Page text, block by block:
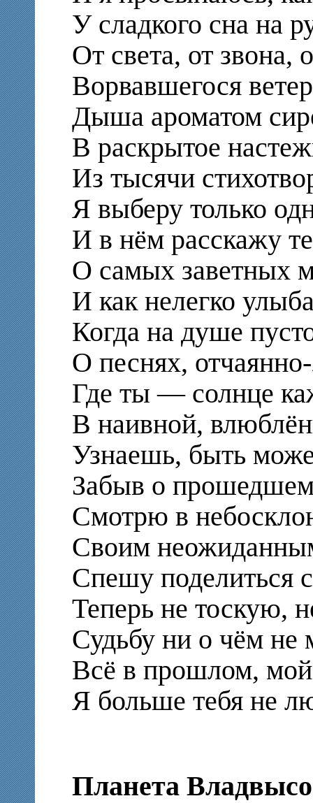
У сладкого сна на
От света, от звона,
Ворвавшегося
Дыша ароматом
В раскрытое
Из тысячи
Я выберу только
И в нём расскажу
О самых заветных
И как нелегко
Когда на душе
О песнях,
Где ты — солнце
В наивной,
Узнаешь, быть
Забыв о прошедшем
Смотрю в
Своим
Спешу поделиться
Теперь не тоскую,
Судьбу ни о чём не
Всё в прошлом,
Я больше тебя не
Планета